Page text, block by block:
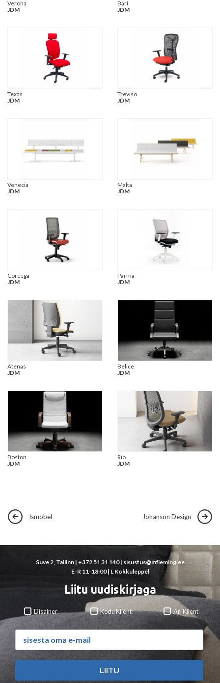
Verona
JDM
Bari
JDM
Texas
JDM
Treviso
JDM
Venecia
JDM
Malta
JDM
Corcega
JDM
Parma
JDM
Atenas
JDM
Belice
JDM
Boston
JDM
Rio
JDM
Ismobel Johanson Design
Suve 2, Tallinn | +372 51 31 140| sisustus@mfleming.ee
E-R 11-18:00 | L Kokkuleppel
Liitu uudiskirjaga
Disainer Kodu Klient Äri Klient
LIITU